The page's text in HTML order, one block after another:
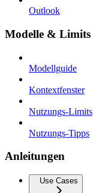
Outlook
Modelle & Limits
Modellguide
Kontextfenster
Nutzungs-Limits
Nutzungs-Tipps
Anleitungen
Use Cases